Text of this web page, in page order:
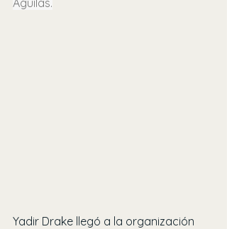
Águilas.
Yadir Drake llegó a la organización